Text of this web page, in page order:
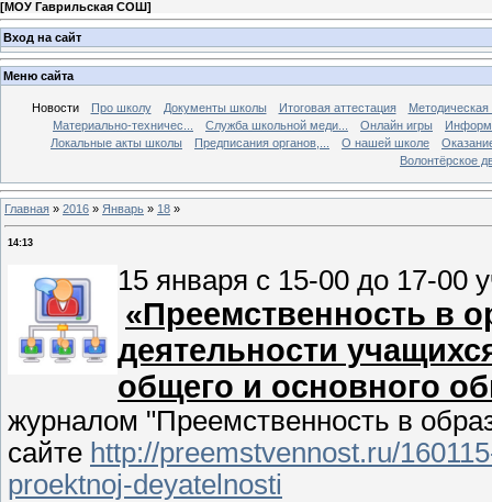
[МОУ Гаврильская СОШ]
Вход на сайт
Меню сайта
Новости Про школу Документы школы Итоговая аттестация
Методическая
Материально-техничес...
Служба школьной меди... Онлайн игры
Локальные акты школы
Предписания органов,... О нашей школе
Волонтёрское
Главная » 2016 » Январь » 18 »
14:13
15 января с 15-00 до 17-00
«Преемственность в
деятельности
общего и основного
журналом "Преемственность в
сайте http://preemstvennost.ru/
proektnoj-deyatelnosti